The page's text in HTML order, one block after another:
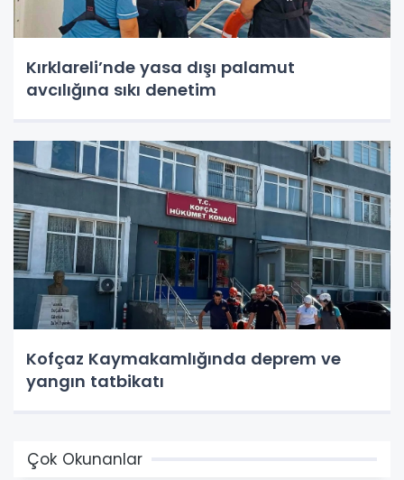
Kırklareli’nde yasa dışı palamut
avcılığına sıkı denetim
Kofçaz Kaymakamlığında deprem ve
yangın tatbikatı
Çok Okunanlar